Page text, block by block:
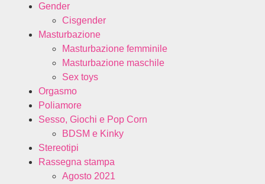
Gender
Cisgender
Masturbazione
Masturbazione femminile
Masturbazione maschile
Sex toys
Orgasmo
Poliamore
Sesso, Giochi e Pop Corn
BDSM e Kinky
Stereotipi
Rassegna stampa
Agosto 2021